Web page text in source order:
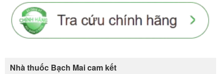
Nhà thuốc Bạch Mai cam kết